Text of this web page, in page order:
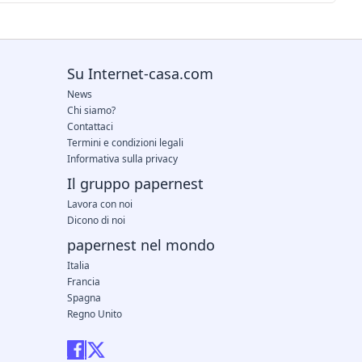
Su Internet-casa.com
News
Chi siamo?
Contattaci
Termini e condizioni legali
Informativa sulla privacy
Il gruppo papernest
Lavora con noi
Dicono di noi
papernest nel mondo
Italia
Francia
Spagna
Regno Unito